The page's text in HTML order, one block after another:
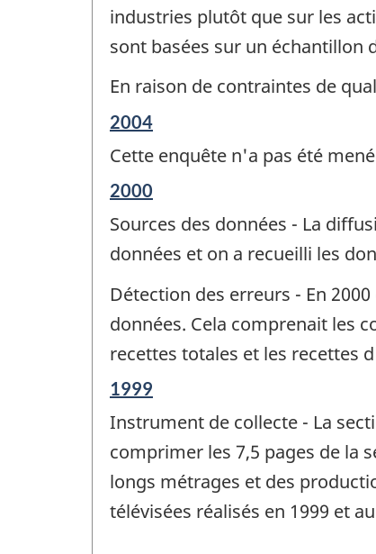
industries plutôt que sur les
sont basées sur un échantillon
En raison de contraintes de
Période
référence
de
changement
-
2004
Cette enquête n'a pas été
Période
référence
de
-
2000
Sources des données - La
données et on a recueilli les
Détection des erreurs - En
données. Cela comprenait les
recettes totales et les recettes
Période
référence
de
changement
-
1999
Instrument de collecte - La
comprimer les 7,5 pages de la
longs métrages et des
télévisées réalisés en 1999 et